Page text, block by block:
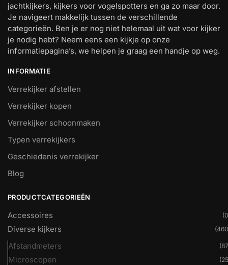
jachtkijkers, kijkers voor vogelspotters en ga zo maar door.
Je navigeert makkelijk tussen de verschillende
categorieën. Ben je er nog niet helemaal uit wat voor kijker
je nodig hebt? Neem eens een kijkje op onze
informatiepagina’s, we helpen je graag een handje op weg.
INFORMATIE
Verrekijker afstellen
Verrekijker kopen
Verrekijker schoonmaken
Typen verrekijkers
Geschiedenis verrekijker
Blog
PRODUCTCATEGORIEËN
Accessoires
Diverse kijkers
Afstandmeters
Microscopen